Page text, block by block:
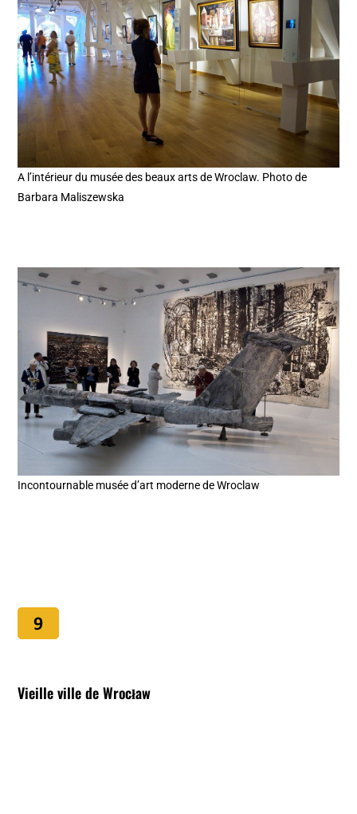
A l’intérieur du musée des beaux arts de Wroclaw. Photo de
Barbara Maliszewska
Incontournable musée d’art moderne de Wroclaw
Vieille ville de Wrocław